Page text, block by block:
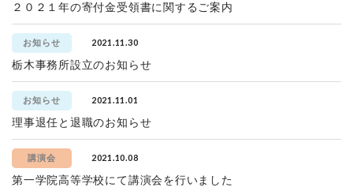
２０２１年の寄付金受領書に関するご案内
お知らせ 2021.11.30
栃木事務所設立のお知らせ
お知らせ 2021.11.01
理事退任と退職のお知らせ
講演会 2021.10.08
第一学院高等学校にて講演会を行いました